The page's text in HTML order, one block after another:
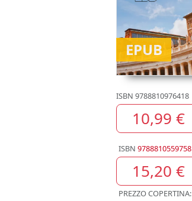
EPUB
ISBN 9788810976418
10,99 €
ISBN 9788810559758
15,20 €
PREZZO COPERTINA: